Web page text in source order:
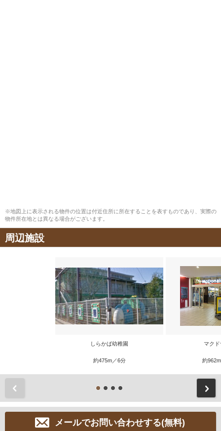
※地図上に表示される物件の位置は付近住所に所在することを表すものであり、実際の
物件所在地とは異なる場合がございます。
周辺施設
しらかば幼稚園
約475m／6分
マク
約
メールでお問い合わせする(無料)